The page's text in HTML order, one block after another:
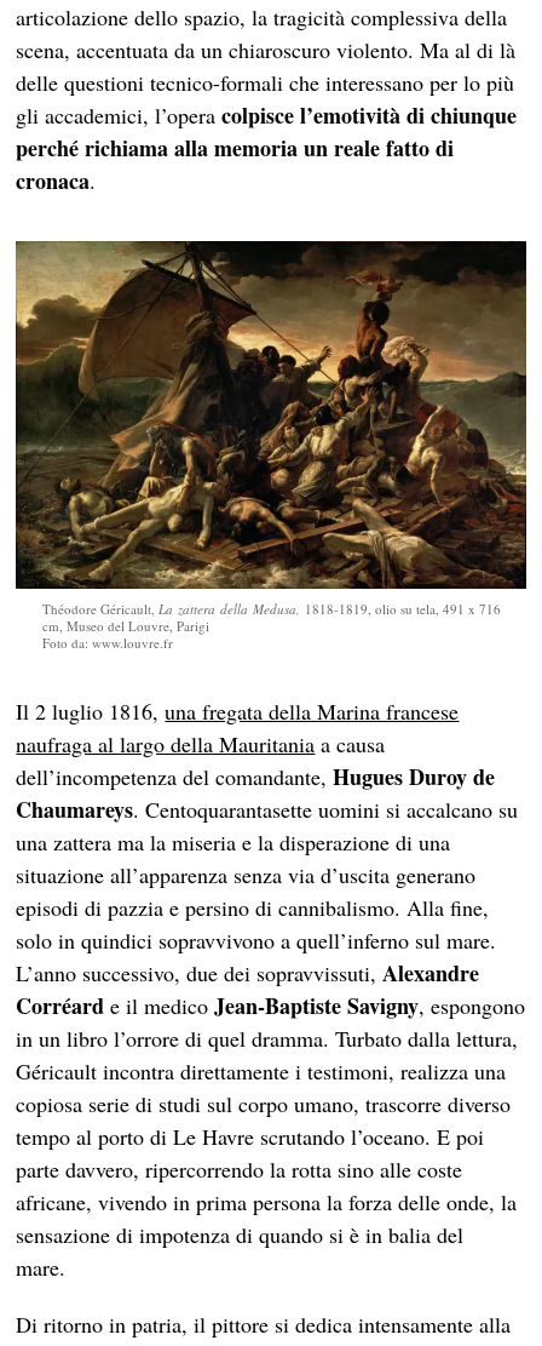
articolazione dello spazio, la tragicità complessiva della
scena, accentuata da un chiaroscuro violento. Ma al di là
delle questioni tecnico-formali che interessano per lo più
gli accademici, l’operacolpisce l’emotività di chiunque
perché richiama alla memoria un reale fatto di
cronaca.
Théodore Géricault, La zattera della Medusa,
1818-1819, olio su tela, 491 x 716
cm, Museo del Louvre, Parigi
Foto da: www.louvre.fr
Il 2 luglio 1816,una fregata della Marina francese
naufraga al largo della Mauritania a causa
dell’incompetenza del comandante,Hugues Duroy de
Chaumareys. Centoquarantasette uomini si accalcano su
una zattera ma la miseria e la disperazione di una
situazione all’apparenza senza via d’uscita generano
episodi di pazzia e persino di cannibalismo. Alla fine,
solo in quindici sopravvivono a quell’inferno sul mare.
L’anno successivo, due dei sopravvissuti, Alexandre
Corréard e il medicoJean-Baptiste Savigny, espongono
in un libro l’orrore di quel dramma. Turbato dalla lettura,
Géricault incontra direttamente i testimoni, realizza una
copiosa serie di studi sul corpo umano, trascorre diverso
tempo al porto di Le Havre scrutando l’oceano. E poi
parte davvero, ripercorrendo la rotta sino alle coste
africane, vivendo in prima persona la forza delle onde, la
sensazione di impotenza di quando si è in balia del
mare.
Di ritorno in patria, il pittore si dedica intensamente alla